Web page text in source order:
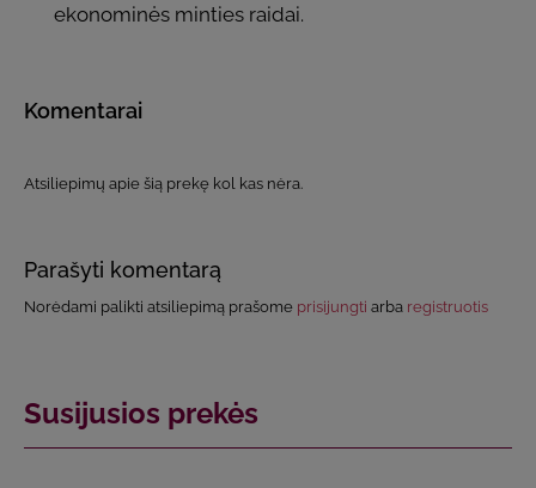
ekonominės minties raidai.
Komentarai
Atsiliepimų apie šią prekę kol kas nėra.
Parašyti komentarą
Norėdami palikti atsiliepimą prašome prisijungti arba registruotis
Susijusios prekės